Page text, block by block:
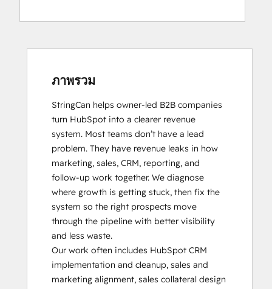
Website Design
Website Migration
Inbound Sales
Course
ภาพรวม
StringCan helps owner-led B2B companies
turn HubSpot into a clearer revenue
system. Most teams don’t have a lead
problem. They have revenue leaks in how
marketing, sales, CRM, reporting, and
follow-up work together. We diagnose
where growth is getting stuck, then fix the
system so the right prospects move
through the pipeline with better visibility
and less waste.
Our work often includes HubSpot CRM
implementation and cleanup, sales and
marketing alignment, sales collateral design